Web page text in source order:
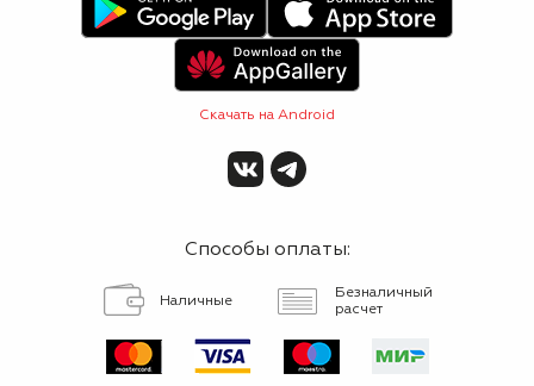
Скачать на Android
Способы оплаты:
Наличные
Безналичный
расчет